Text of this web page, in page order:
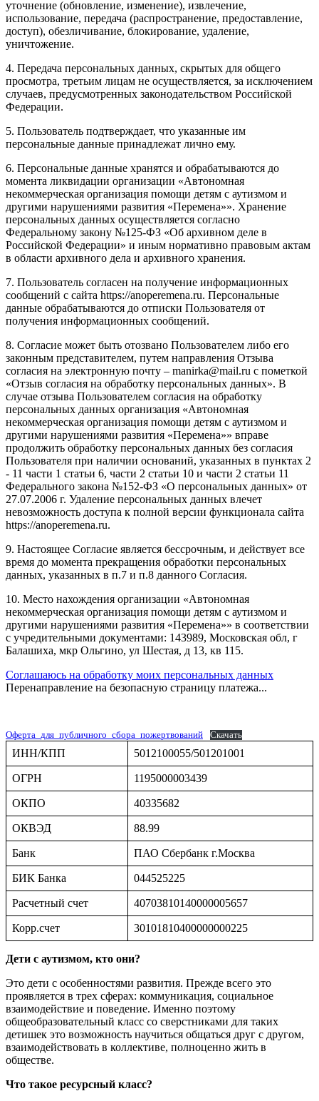
уточнение (обновление, изменение), извлечение,
использование, передача (распространение, предоставление,
доступ), обезличивание, блокирование, удаление,
уничтожение.
4. Передача персональных данных, скрытых для общего
просмотра, третьим лицам не осуществляется, за исключением
случаев, предусмотренных законодательством Российской
Федерации.
5. Пользователь подтверждает, что указанные им
персональные данные принадлежат лично ему.
6. Персональные данные хранятся и обрабатываются до
момента ликвидации организации «Автономная
некоммерческая организация помощи детям с аутизмом и
другими нарушениями развития «Перемена»». Хранение
персональных данных осуществляется согласно
Федеральному закону №125-ФЗ «Об архивном деле в
Российской Федерации» и иным нормативно правовым актам
в области архивного дела и архивного хранения.
7. Пользователь согласен на получение информационных
сообщений с сайта https://anoperemena.ru. Персональные
данные обрабатываются до отписки Пользователя от
получения информационных сообщений.
8. Согласие может быть отозвано Пользователем либо его
законным представителем, путем направления Отзыва
согласия на электронную почту – manirka@mail.ru с пометкой
«Отзыв согласия на обработку персональных данных». В
случае отзыва Пользователем согласия на обработку
персональных данных организация «Автономная
некоммерческая организация помощи детям с аутизмом и
другими нарушениями развития «Перемена»» вправе
продолжить обработку персональных данных без согласия
Пользователя при наличии оснований, указанных в пунктах 2
- 11 части 1 статьи 6, части 2 статьи 10 и части 2 статьи 11
Федерального закона №152-ФЗ «О персональных данных» от
27.07.2006 г. Удаление персональных данных влечет
невозможность доступа к полной версии функционала сайта
https://anoperemena.ru.
9. Настоящее Согласие является бессрочным, и действует все
время до момента прекращения обработки персональных
данных, указанных в п.7 и п.8 данного Согласия.
10. Место нахождения организации «Автономная
некоммерческая организация помощи детям с аутизмом и
другими нарушениями развития «Перемена»» в соответствии
с учредительными документами: 143989, Московская обл, г
Балашиха, мкр Ольгино, ул Шестая, д 13, кв 115.
Соглашаюсь на обработку моих персональных данных
Перенаправление на безопасную страницу платежа...
Оферта_для_публичного_сбора_пожертвований Скачать
ИНН/КПП 5012100055/501201001
ОГРН 1195000003439
ОКПО 40335682
ОКВЭД 88.99
Банк ПАО Сбербанк г.Москва
БИК Банка 044525225
Расчетный счет 40703810140000005657
Корр.счет 30101810400000000225
Дети с аутизмом, кто они?
Это дети с особенностями развития. Прежде всего это
проявляется в трех сферах: коммуникация, социальное
взаимодействие и поведение. Именно поэтому
общеобразовательный класс со сверстниками для таких
детишек это возможность научиться общаться друг с другом,
взаимодействовать в коллективе, полноценно жить в
обществе.
Что такое ресурсный класс?